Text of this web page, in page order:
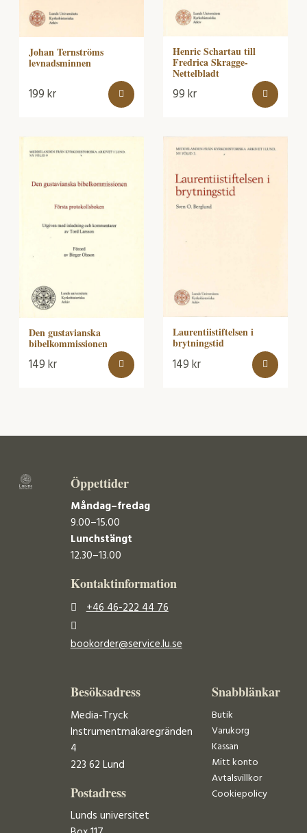
Johan Ternströms
levnadsminnen
199kr
Henric Schartau till
Fredrica Skragge-
Nettelbladt
99kr
Den gustavianska
bibelkommissionen
149kr
Laurentiistiftelsen i
brytningstid
149kr
Öppettider
Måndag–fredag
9.00–15.00
Lunchstängt
12.30–13.00
Kontaktinformation
+46 46-222 44 76
bookorder@service.lu.se
Besöksadress
Media-Tryck
Instrumentmakaregränden
4
223 62 Lund
Postadress
Lunds universitet
Snabblänkar
Butik
Varukorg
Kassan
Mitt konto
Avtalsvillkor
Cookiepolicy